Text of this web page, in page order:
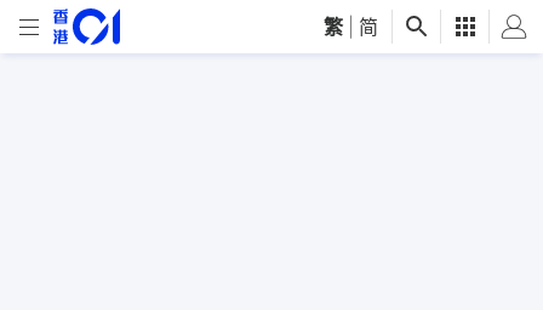
繁 简